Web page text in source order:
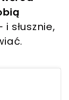
i słusznie,